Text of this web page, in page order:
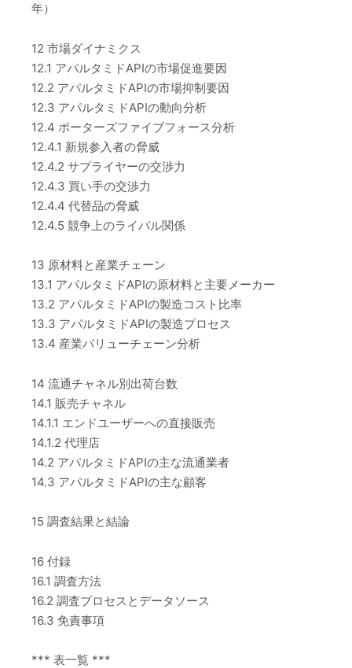
年）
12 市場ダイナミクス
12.1 アパルタミドAPIの市場促進要因
12.2 アパルタミドAPIの市場抑制要因
12.3 アパルタミドAPIの動向分析
12.4 ポーターズファイブフォース分析
12.4.1 新規参入者の脅威
12.4.2 サプライヤーの交渉力
12.4.3 買い手の交渉力
12.4.4 代替品の脅威
12.4.5 競争上のライバル関係
13 原材料と産業チェーン
13.1 アパルタミドAPIの原材料と主要メーカー
13.2 アパルタミドAPIの製造コスト比率
13.3 アパルタミドAPIの製造プロセス
13.4 産業バリューチェーン分析
14 流通チャネル別出荷台数
14.1 販売チャネル
14.1.1 エンドユーザーへの直接販売
14.1.2 代理店
14.2 アパルタミドAPIの主な流通業者
14.3 アパルタミドAPIの主な顧客
15 調査結果と結論
16 付録
16.1 調査方法
16.2 調査プロセスとデータソース
16.3 免責事項
*** 表一覧 ***